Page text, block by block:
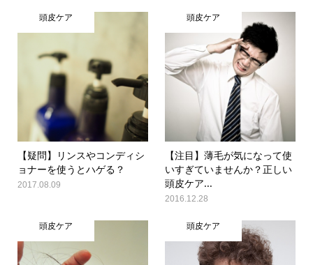
頭皮ケア
【疑問】リンスやコンディシ
ョナーを使うとハゲる？
2017.08.09
頭皮ケア
【注目】薄毛が気になって使
いすぎていませんか？正しい
頭皮ケア...
2016.12.28
頭皮ケア 頭皮ケア